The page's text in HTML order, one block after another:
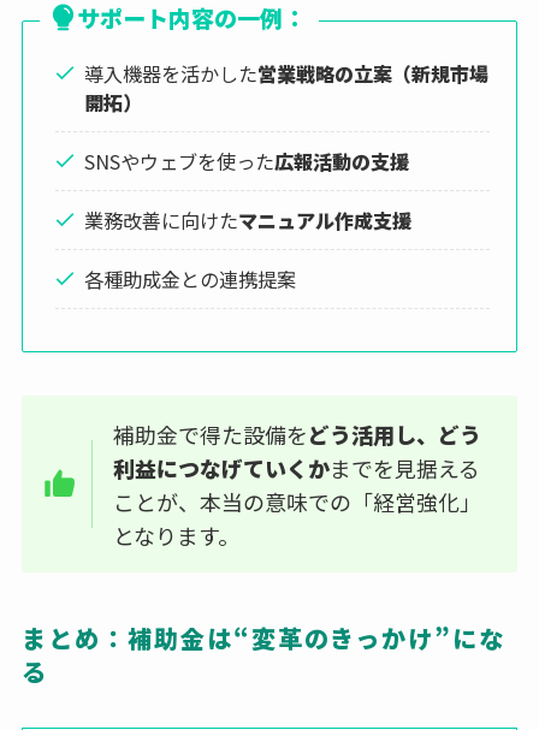
サポート内容の一例：
導入機器を活かした営業戦略の立案（新規市場
開拓）
SNSやウェブを使った広報活動の支援
業務改善に向けたマニュアル作成支援
各種助成金との連携提案
補助金で得た設備をどう活用し、どう
利益につなげていくかまでを見据える
ことが、本当の意味での「経営強化」
となります。
まとめ：補助金は“変革のきっかけ”にな
る